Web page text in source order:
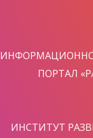
ПОРТАЛ
ИНСТИТУТ